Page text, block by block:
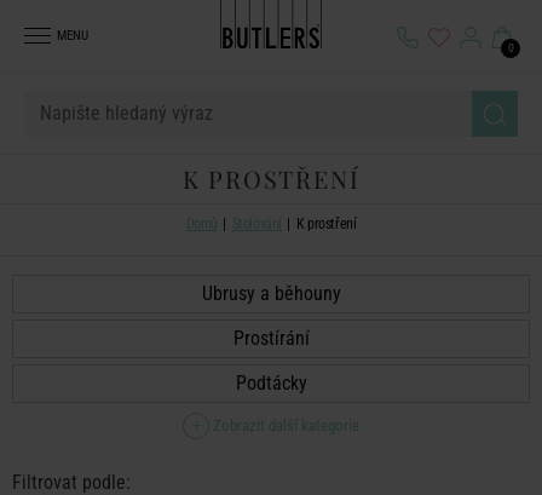
MENU
0
K PROSTŘENÍ
Domů Stolování K prostření
Ubrusy a běhouny
Prostírání
Podtácky
Zobrazit další kategorie
Filtrovat podle: